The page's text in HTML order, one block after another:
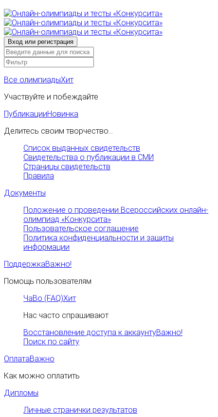
Все олимпиадыХит
Участвуйте и побеждайте
ПубликацииНовинка
Делитесь своим творчество...
Список выданных свидетельств
Свидетельства о публикации в СМИ
Страницы свидетельств
Правила
Документы
Положение о проведении Всероссийских онлайн-
олимпиад «Конкурсита»
Пользовательское соглашение
Политика конфиденциальности и защиты
информации
ПоддержкаВажно!
Помощь пользователям
ЧаВо (FAQ)Хит
Нас часто спрашивают
Восстановление доступа к аккаунтуВажно!
Поиск по сайту
ОплатаВажно
Как можно оплатить
Дипломы
Личные странички результатов